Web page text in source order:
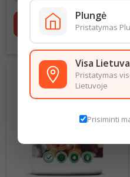
Į krepšelį
Plungė
Pristatymas
Visa Lietuva
Pristatymas
Lietuvoje
Prisiminti